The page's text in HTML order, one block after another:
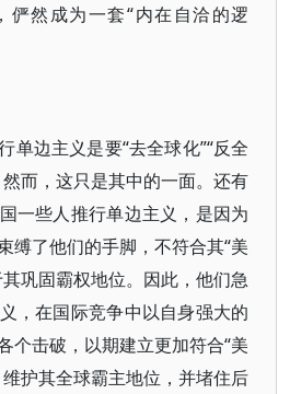
俨然成为一套“内在自洽的逻
单边主义是要“去全球化”“反全
而，这只是其中的一面。还有
一些人推行单边主义，是因为
缚了他们的手脚，不符合其“美
巩固霸权地位。因此，他们急
，在国际竞争中以自身强大的
个击破，以期建立更加符合“美
护其全球霸主地位，并堵住后